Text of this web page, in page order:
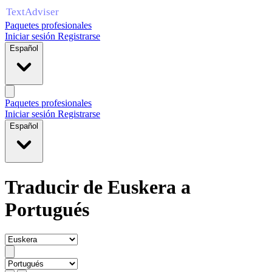
Paquetes profesionales
Iniciar sesión Registrarse
Español
Paquetes profesionales
Iniciar sesión Registrarse
Español
Traducir de Euskera a
Portugués